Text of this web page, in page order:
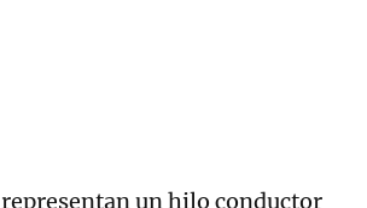
representan un hilo conductor